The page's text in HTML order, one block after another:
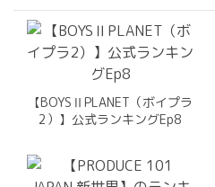
【BOYSⅡPLANET（ボイプラ
2）】公式ランキングEp8